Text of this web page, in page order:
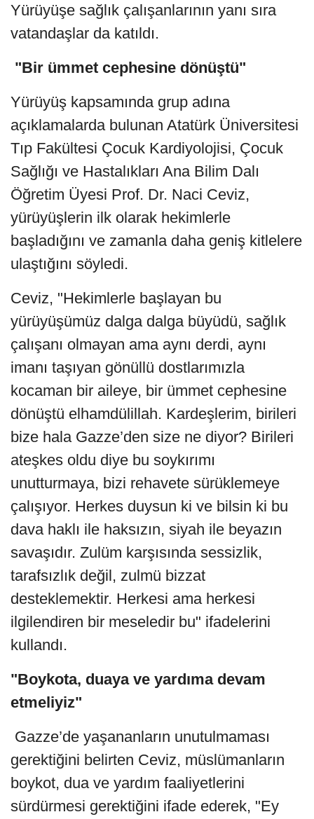
Yürüyüşe sağlık çalışanlarının yanı sıra
vatandaşlar da katıldı.
"Bir ümmet cephesine dönüştü"
Yürüyüş kapsamında grup adına
açıklamalarda bulunan Atatürk Üniversitesi
Tıp Fakültesi Çocuk Kardiyolojisi, Çocuk
Sağlığı ve Hastalıkları Ana Bilim Dalı
Öğretim Üyesi Prof. Dr. Naci Ceviz,
yürüyüşlerin ilk olarak hekimlerle
başladığını ve zamanla daha geniş kitlelere
ulaştığını söyledi.
Ceviz, "Hekimlerle başlayan bu
yürüyüşümüz dalga dalga büyüdü, sağlık
çalışanı olmayan ama aynı derdi, aynı
imanı taşıyan gönüllü dostlarımızla
kocaman bir aileye, bir ümmet cephesine
dönüştü elhamdülillah. Kardeşlerim, birileri
bize hala Gazze’den size ne diyor? Birileri
ateşkes oldu diye bu soykırımı
unutturmaya, bizi rehavete sürüklemeye
çalışıyor. Herkes duysun ki ve bilsin ki bu
dava haklı ile haksızın, siyah ile beyazın
savaşıdır. Zulüm karşısında sessizlik,
tarafsızlık değil, zulmü bizzat
desteklemektir. Herkesi ama herkesi
ilgilendiren bir meseledir bu" ifadelerini
kullandı.
"Boykota, duaya ve yardıma devam
etmeliyiz"
Gazze’de yaşananların unutulmaması
gerektiğini belirten Ceviz, müslümanların
boykot, dua ve yardım faaliyetlerini
sürdürmesi gerektiğini ifade ederek, "Ey